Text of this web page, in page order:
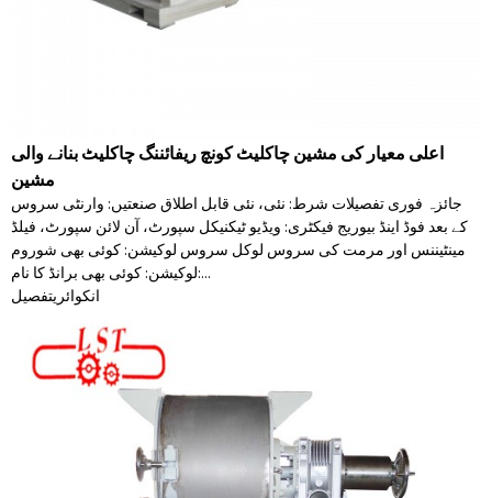
اعلی معیار کی مشین چاکلیٹ کونچ ریفائننگ چاکلیٹ بنانے والی
مشین
جائزہ فوری تفصیلات شرط: نئی، نئی قابل اطلاق صنعتیں: وارنٹی سروس
کے بعد فوڈ اینڈ بیوریج فیکٹری: ویڈیو ٹیکنیکل سپورٹ، آن لائن سپورٹ، فیلڈ
مینٹیننس اور مرمت کی سروس لوکل سروس لوکیشن: کوئی بھی شوروم
لوکیشن: کوئی بھی برانڈ کا نام:...
انکوائریتفصیل